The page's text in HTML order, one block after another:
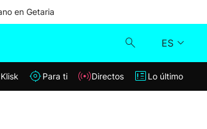
en Getaria
ES
Klisk
Klisk Para ti Directos Lo último